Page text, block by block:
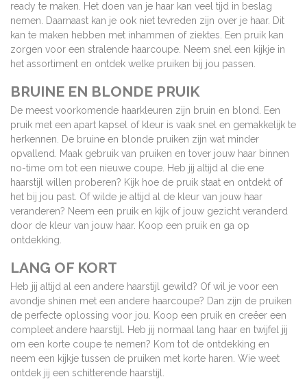
ready te maken. Het doen van je haar kan veel tijd in beslag
nemen. Daarnaast kan je ook niet tevreden zijn over je haar. Dit
kan te maken hebben met inhammen of ziektes. Een pruik kan
zorgen voor een stralende haarcoupe. Neem snel een kijkje in
het assortiment en ontdek welke pruiken bij jou passen.
BRUINE EN BLONDE PRUIK
De meest voorkomende haarkleuren zijn bruin en blond. Een
pruik met een apart kapsel of kleur is vaak snel en gemakkelijk te
herkennen. De bruine en blonde pruiken zijn wat minder
opvallend. Maak gebruik van pruiken en tover jouw haar binnen
no-time om tot een nieuwe coupe. Heb jij altijd al die ene
haarstijl willen proberen? Kijk hoe de pruik staat en ontdekt of
het bij jou past. Of wilde je altijd al de kleur van jouw haar
veranderen? Neem een pruik en kijk of jouw gezicht veranderd
door de kleur van jouw haar. Koop een pruik en ga op
ontdekking.
LANG OF KORT
Heb jij altijd al een andere haarstijl gewild? Of wil je voor een
avondje shinen met een andere haarcoupe? Dan zijn de pruiken
de perfecte oplossing voor jou. Koop een pruik en creëer een
compleet andere haarstijl. Heb jij normaal lang haar en twijfel jij
om een korte coupe te nemen? Kom tot de ontdekking en
neem een kijkje tussen de pruiken met korte haren. Wie weet
ontdek jij een schitterende haarstijl.